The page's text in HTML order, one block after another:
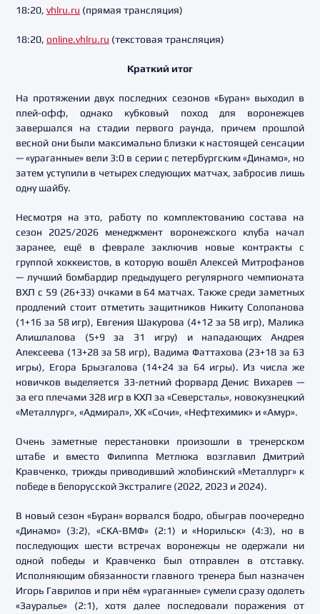
18:20, vhlru.ru (прямая трансляция)
18:20, online.vhlru.ru (текстовая трансляция)
Краткий итог
На протяжении двух последних сезонов «Буран» выходил в
плей-офф, однако кубковый поход для воронежцев
завершался на стадии первого раунда, причем прошлой
весной они были максимально близки к настоящей сенсации
— «ураганные» вели 3:0 в серии с петербургским «Динамо», но
затем уступили в четырех следующих матчах, забросив лишь
одну шайбу.
Несмотря на это, работу по комплектованию состава на
сезон 2025/2026 менеджмент воронежского клуба начал
заранее, ещё в феврале заключив новые контракты с
группой хоккеистов, в которую вошёл Алексей Митрофанов
— лучший бомбардир предыдущего регулярного чемпионата
ВХЛ с 59 (26+33) очками в 64 матчах. Также среди заметных
продлений стоит отметить защитников Никиту Солопанова
(1+16 за 58 игр), Евгения Шакурова (4+12 за 58 игр), Малика
Алишлалова (5+9 за 31 игру) и нападающих Андрея
Алексеева (13+28 за 58 игр), Вадима Фаттахова (23+18 за 63
игры), Егора Брызгалова (14+24 за 64 игры). Из числа же
новичков выделяется 33-летний форвард Денис Вихарев —
за его плечами 328 игр в КХЛ за «Северсталь», новокузнецкий
«Металлург», «Адмирал», ХК «Сочи», «Нефтехимик» и «Амур».
Очень заметные перестановки произошли в тренерском
штабе и вместо Филиппа Метлюка возглавил Дмитрий
Кравченко, трижды приводивший жлобинский «Металлург» к
победе в белорусской Экстралиге (2022, 2023 и 2024).
В новый сезон «Буран» ворвался бодро, обыграв поочередно
«Динамо» (3:2), «СКА-ВМФ» (2:1) и «Норильск» (4:3), но в
последующих шести встречах воронежцы не одержали ни
одной победы и Кравченко был отправлен в отставку.
Исполняющим обязанности главного тренера был назначен
Игорь Гаврилов и при нём «ураганные» сумели сразу одолеть
«Зауралье» (2:1), хотя далее последовали поражения от